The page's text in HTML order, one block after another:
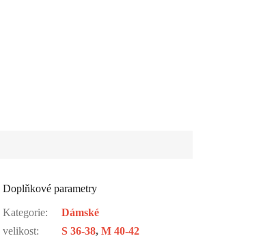
Doplňkové parametry
Kategorie:
Dámské
velikost: S 36-38,M 40-42